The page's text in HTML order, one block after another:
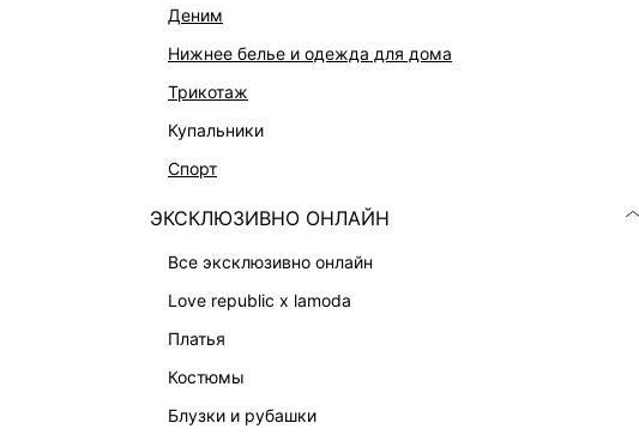
деним
нижнее белье и одежда для дома
трикотаж
купальники
спорт
ЭКСКЛЮЗИВНО ОНЛАЙН
все эксклюзивно онлайн
love republic x lamoda
платья
костюмы
блузки и рубашки
АКСЕССУАРЫ И УКРАШЕНИЯ
ФИНАЛЬНАЯ РАСПРОДАЖА
ПОДАРОЧНЫЕ СЕРТИФИКАТЫ
БАЛЬЗАМЫ-ТИНТЫ
ЛИМИТИРОВАННЫЕ КОЛЛЕКЦИИ
КАПСУЛЬНЫЙ ГАРДЕРОБ
В ОТТЕНКАХ СЕРОГО